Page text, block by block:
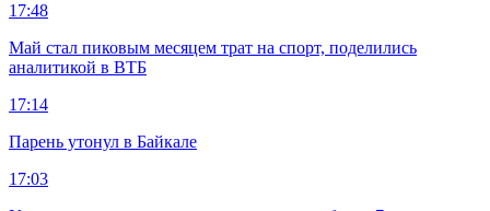
17:48
Май стал пиковым месяцем трат на спорт, поделились
аналитикой в ВТБ
17:14
Парень утонул в Байкале
17:03